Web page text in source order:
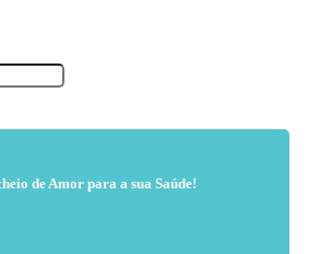
de Amor para a sua Saúde!